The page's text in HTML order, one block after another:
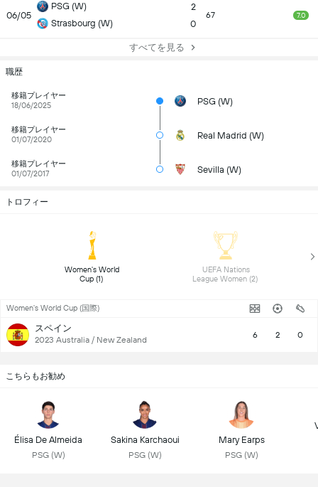
06/05
PSG (W)
Strasbourg (W)
2
0
67 7.0
すべてを見る
職歴
移籍プレイヤー
18/06/2025
PSG (W)
移籍プレイヤー
01/07/2020
Real Madrid (W)
移籍プレイヤー
01/07/2017
Sevilla (W)
トロフィー
Women's World
Cup (1)
UEFA Nations
League Women (2)
Women's World Cup (国際)
スペイン
2023 Australia / New Zealand 6 2 0
こちらもお勧め
Élisa De Almeida
PSG (W)
Sakina Karchaoui
PSG (W)
Mary Earps
PSG (W)